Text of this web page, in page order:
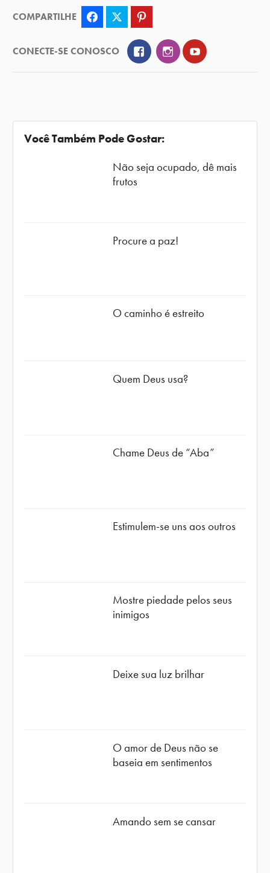
COMPARTILHE Facebook Twitter
CONECTE-SE CONOSCO FacebookInstagramYouTube
Você Também Pode Gostar:
Não seja ocupado, dê mais
frutos
Procure a paz!
O caminho é estreito
Quem Deus usa?
Chame Deus de “Aba”
Estimulem-se uns aos outros
Mostre piedade pelos seus
inimigos
Deixe sua luz brilhar
O amor de Deus não se
baseia em sentimentos
Amando sem se cansar